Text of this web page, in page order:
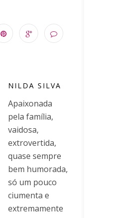
NILDA SILVA
Apaixonada
pela família,
vaidosa,
extrovertida,
quase sempre
bem humorada,
só um pouco
ciumenta e
extremamente